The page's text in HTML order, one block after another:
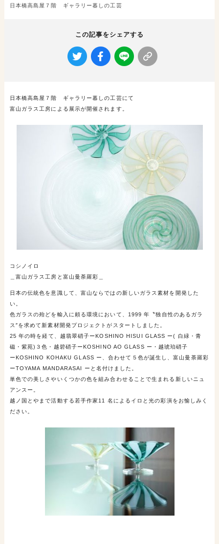
日本橋高島屋７階 ギャラリー暮しの工芸
この記事をシェアする
日本橋高島屋７階 ギャラリー暮しの工芸にて
富山ガラス工房による展示が開催されます。
コシノイロ
＿富山ガラス工房と富山曼荼羅彩＿
日本の伝統色を意識して、富山ならではの新しいガラス素材を開発した
い。
色ガラスの殆どを輸入に頼る環境において、1999 年〝独自性のあるガラ
ス″を求めて新素材開発プロジェクトがスタートしました。
25 年の時を経て、越翡翠硝子ーKOSHINO HISUI GLASS ー( 白緑・青
磁・紫苑)３色・越碧硝子ーKOSHINO AO GLASS ー・越琥珀硝子
ーKOSHINO KOHAKU GLASS ー、合わせて５色が誕生し、富山曼荼羅彩
ーTOYAMA MANDARASAI ーと名付けました。
単色での美しさやいくつかの色を組み合わせることで生まれる新しいニュ
アンスー。
越ノ国とやまで活動する若手作家11 名によるイロと光の彩演をお愉しみく
ださい。